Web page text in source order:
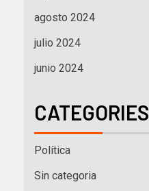
agosto 2024
julio 2024
junio 2024
CATEGORIES
Política
Sin categoria